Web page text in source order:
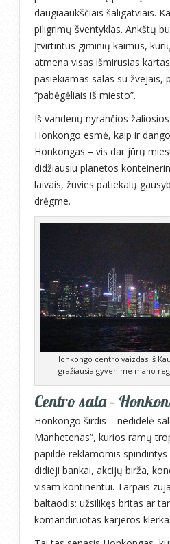
daugiaaukščiais šaligatviais.
piligrimų šventyklas. Ankštų
Įtvirtintus giminių kaimus,
atmena visas išmirusias
pasiekiamas salas su žvejais,
“pabėgėliais iš miesto”.
Iš vandenų nyrančios
Honkongo esmė, kaip ir
Honkongas – vis dar jūrų
didžiausiu planetos
laivais, žuvies patiekalų
drėgme.
Honkongo centro vaizdas iš
gražiausia gyvenime mano
Centro sala –
Honkongo širdis – nedidelė
Manhetenas”, kurios ramų
papildė reklamomis spindintys
didieji bankai, akcijų birža,
visam kontinentui. Tarpais
baltaodis: užsilikęs britas ar
komandiruotas karjeros